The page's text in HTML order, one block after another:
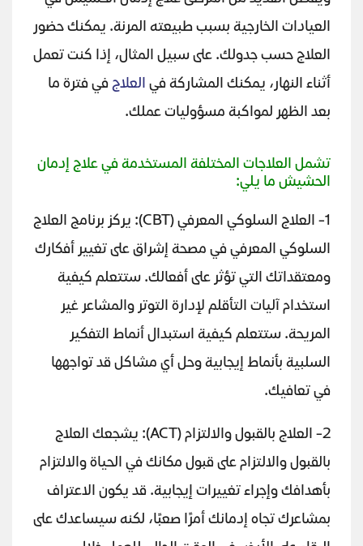
العيادات الخارجية بسبب طبيعته المرنة. يمكنك حضور
العلاج حسب جدولك. على سبيل المثال، إذا كنت تعمل
أثناء النهار، يمكنك المشاركة في العلاجفي فترة ما
بعد الظهر لمواكبة مسؤوليات عملك.
تشمل العلاجات المختلفة المستخدمة في علاج إدمان
الحشيش ما يلي:
1- العلاج السلوكي المعرفي (CBT): يركز برنامج العلاج
السلوكي المعرفي في مصحة إشراق على تغيير أفكارك
ومعتقداتك التي تؤثر على أفعالك. ستتعلم كيفية
استخدام آليات التأقلم لإدارة التوتر والمشاعر غير
المريحة. ستتعلم كيفية استبدال أنماط التفكير
السلبية بأنماط إيجابية وحل أي مشاكل قد تواجهها
في تعافيك.
2- العلاج بالقبول والالتزام (ACT): يشجعك العلاج
بالقبول والالتزام على قبول مكانك في الحياة والالتزام
بأهدافك وإجراء تغييرات إيجابية. قد يكون الاعتراف
بمشاعرك تجاه إدمانك أمرًا صعبًا، لكنه سيساعدك على